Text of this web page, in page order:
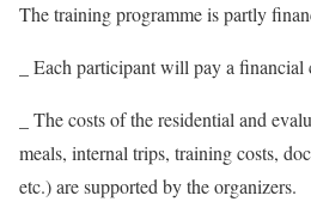
The training programme is partly
_ Each participant will pay a
_ The costs of the residential and
meals, internal trips, training costs,
etc.) are supported by the organizers.